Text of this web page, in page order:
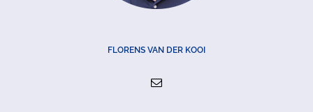
FLORENS VAN DER KOOI